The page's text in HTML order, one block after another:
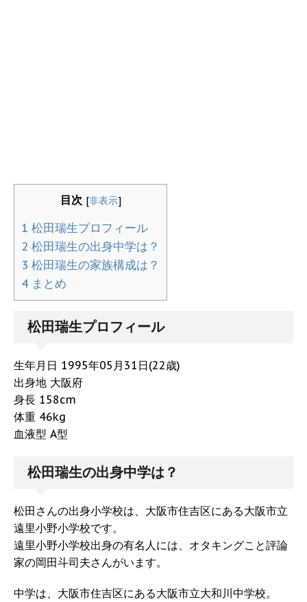
目次 [非表示]
1 松田瑞生プロフィール
2 松田瑞生の出身中学は？
3 松田瑞生の家族構成は？
4 まとめ
松田瑞生プロフィール
生年月日 1995年05月31日(22歳)
出身地 大阪府
身長 158cm
体重 46kg
血液型 A型
松田瑞生の出身中学は？
松田さんの出身小学校は、大阪市住吉区にある大阪市立
遠里小野小学校です。
遠里小野小学校出身の有名人には、オタキングこと評論
家の岡田斗司夫さんがいます。
中学は、大阪市住吉区にある大阪市立大和川中学校。